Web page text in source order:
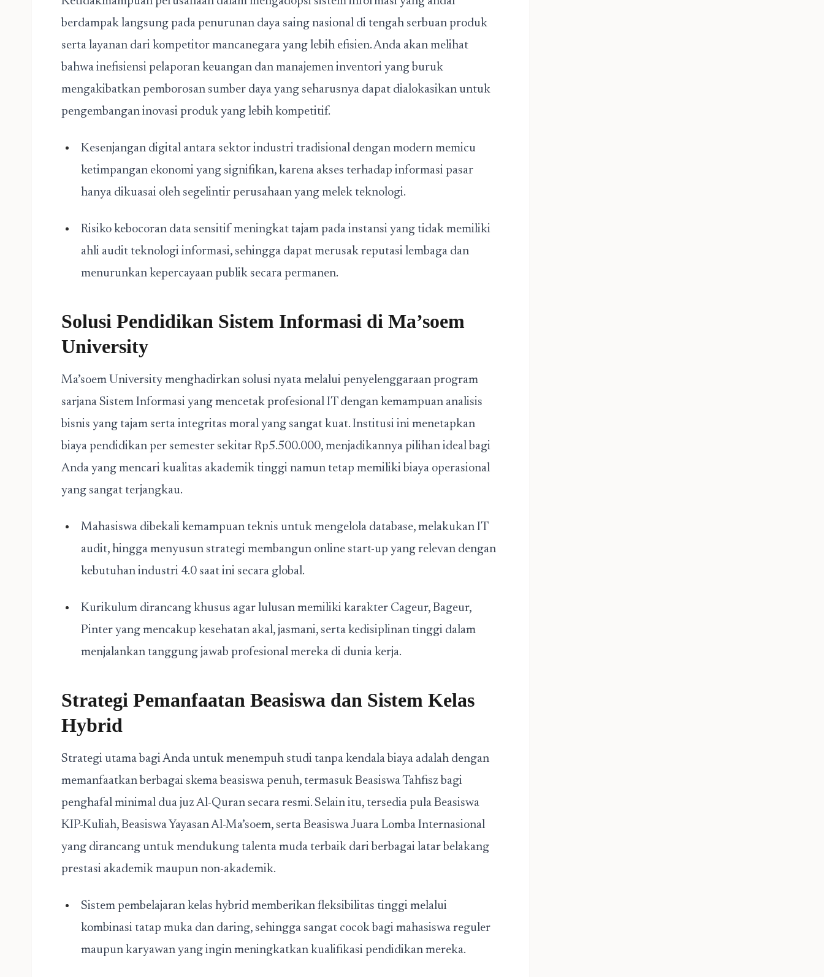
berdampak langsung pada penurunan daya saing nasional di tengah serbuan produk
serta layanan dari kompetitor mancanegara yang lebih efisien. Anda akan melihat
bahwa inefisiensi pelaporan keuangan dan manajemen inventori yang buruk
mengakibatkan pemborosan sumber daya yang seharusnya dapat dialokasikan untuk
pengembangan inovasi produk yang lebih kompetitif.
Kesenjangan digital antara sektor industri tradisional dengan modern memicu
ketimpangan ekonomi yang signifikan, karena akses terhadap informasi pasar
hanya dikuasai oleh segelintir perusahaan yang melek teknologi.
Risiko kebocoran data sensitif meningkat tajam pada instansi yang tidak memiliki
ahli audit teknologi informasi, sehingga dapat merusak reputasi lembaga dan
menurunkan kepercayaan publik secara permanen.
Solusi Pendidikan Sistem Informasi di Ma’soem
University
Ma’soem University menghadirkan solusi nyata melalui penyelenggaraan program
sarjana Sistem Informasi yang mencetak profesional IT dengan kemampuan analisis
bisnis yang tajam serta integritas moral yang sangat kuat. Institusi ini menetapkan
biaya pendidikan per semester sekitar Rp5.500.000, menjadikannya pilihan ideal bagi
Anda yang mencari kualitas akademik tinggi namun tetap memiliki biaya operasional
yang sangat terjangkau.
Mahasiswa dibekali kemampuan teknis untuk mengelola database, melakukan IT
audit, hingga menyusun strategi membangun online start-up yang relevan dengan
kebutuhan industri 4.0 saat ini secara global.
Kurikulum dirancang khusus agar lulusan memiliki karakter Cageur, Bageur,
Pinter yang mencakup kesehatan akal, jasmani, serta kedisiplinan tinggi dalam
menjalankan tanggung jawab profesional mereka di dunia kerja.
Strategi Pemanfaatan Beasiswa dan Sistem Kelas
Hybrid
Strategi utama bagi Anda untuk menempuh studi tanpa kendala biaya adalah dengan
memanfaatkan berbagai skema beasiswa penuh, termasuk Beasiswa Tahfisz bagi
penghafal minimal dua juz Al-Quran secara resmi. Selain itu, tersedia pula Beasiswa
KIP-Kuliah, Beasiswa Yayasan Al-Ma’soem, serta Beasiswa Juara Lomba Internasional
yang dirancang untuk mendukung talenta muda terbaik dari berbagai latar belakang
prestasi akademik maupun non-akademik.
Sistem pembelajaran kelas hybrid memberikan fleksibilitas tinggi melalui
kombinasi tatap muka dan daring, sehingga sangat cocok bagi mahasiswa reguler
maupun karyawan yang ingin meningkatkan kualifikasi pendidikan mereka.